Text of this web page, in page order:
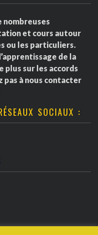
nombreuses
et cours autour
ou les particuliers.
de la
plus sur les accords
pas à nous contacter
SOCIAUX :